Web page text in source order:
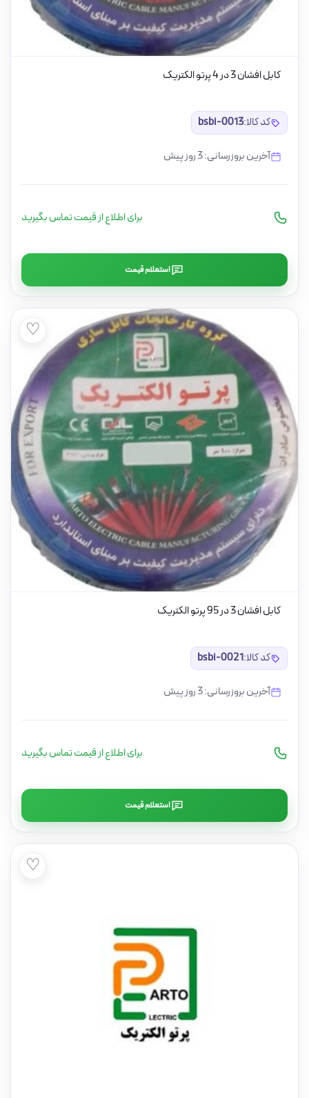
کابل افشان 3 در 4 پرتو الکتریک
کد کالا:bsbi-0013
آخرین بروزرسانی: 3 روز پیش
برای اطلاع از قیمت تماس بگیرید
استعلام قیمت
♡
کابل افشان 3 در 95 پرتو الکتریک
کد کالا:bsbi-0021
آخرین بروزرسانی: 3 روز پیش
برای اطلاع از قیمت تماس بگیرید
استعلام قیمت
♡